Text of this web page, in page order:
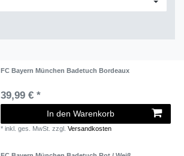
FC Bayern München Badetuch Bordeaux
39,99 € *
In den Warenkorb
*inkl. ges. MwSt. zzgl.Versandkosten